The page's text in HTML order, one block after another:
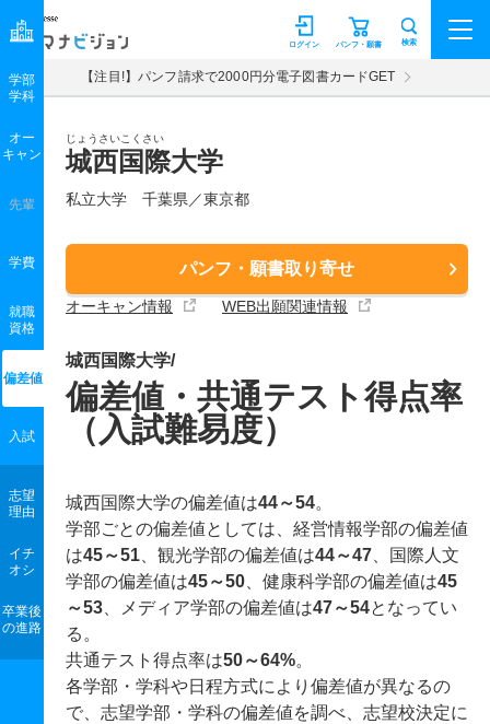
マナビジョン パンフ・願書
ログイン 検索
【注目!】パンフ請求で2000円分電子図書カードGET
じょうさいこくさい
城西国際大学
私立大学 千葉県／東京都
パンフ・願書取り寄せ
オーキャン情報 WEB出願関連情報
学部
学科
オー
キャン
先輩
学費
就職
資格
偏差値
入試
志望
理由
イチ
オシ
卒業後
の進路
城西国際大学/
偏差値・共通テスト得点率
（入試難易度）
城西国際大学の偏差値は44～54。
学部ごとの偏差値としては、経営情報学部の偏差値
は45～51 、観光学部の偏差値は44～47 、国際人文
学部の偏差値は45～50 、健康科学部の偏差値は45
～53 、メディア学部の偏差値は47～54となってい
る。
共通テスト得点率は50～64%。
各学部・学科や日程方式により偏差値が異なるの
で、志望学部・学科の偏差値を調べ、志望校決定に